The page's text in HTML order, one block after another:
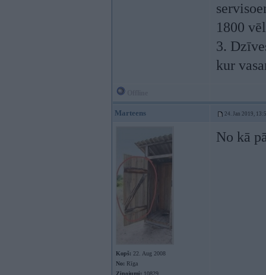
1800
3.
kur
Marteens 24. Jan 2019,
Kopš: 22. Aug 2008
No: Rīga
Ziņojumi: 10829
No kā